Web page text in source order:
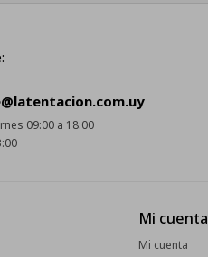
09:00 a 18:00
Mi cuenta
Mi cuenta